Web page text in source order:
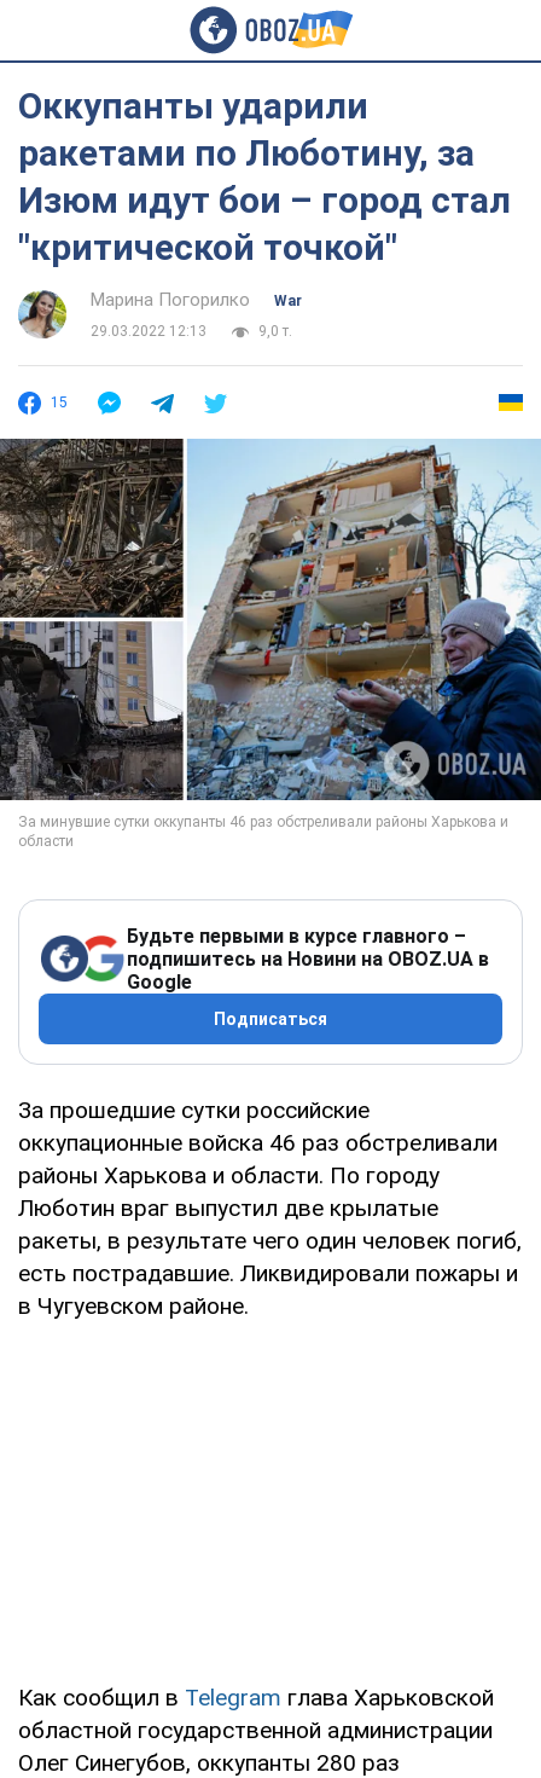
Оккупанты ударили
ракетами по Люботину, за
Изюм идут бои – город стал
"критической точкой"
Марина Погорилко
War
29.03.2022 12:13
9,0 т.
15
Будьте первыми в курсе главного –
подпишитесь на Новини на OBOZ.UA в
Google
Подписаться
За прошедшие сутки российские
оккупационные войска 46 раз обстреливали
районы Харькова и области. По городу
Люботин враг выпустил две крылатые
ракеты, в результате чего один человек погиб,
есть пострадавшие. Ликвидировали пожары и
в Чугуевском районе.
Как сообщил в Telegram глава Харьковской
областной государственной администрации
Олег Синегубов, оккупанты 280 раз